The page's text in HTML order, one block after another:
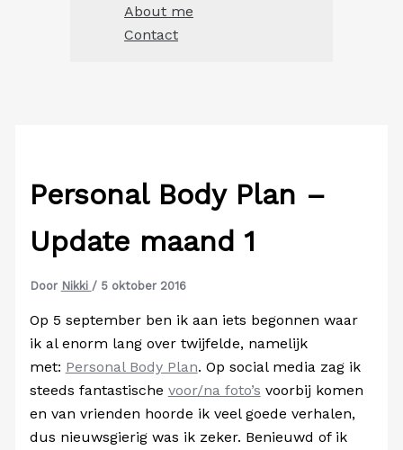
About me
Contact
Personal Body Plan –
Update maand 1
Door Nikki / 5 oktober 2016
Op 5 september ben ik aan iets begonnen waar
ik al enorm lang over twijfelde, namelijk
met: Personal Body Plan. Op social media zag ik
steeds fantastische voor/na foto’s voorbij komen
en van vrienden hoorde ik veel goede verhalen,
dus nieuwsgierig was ik zeker. Benieuwd of ik